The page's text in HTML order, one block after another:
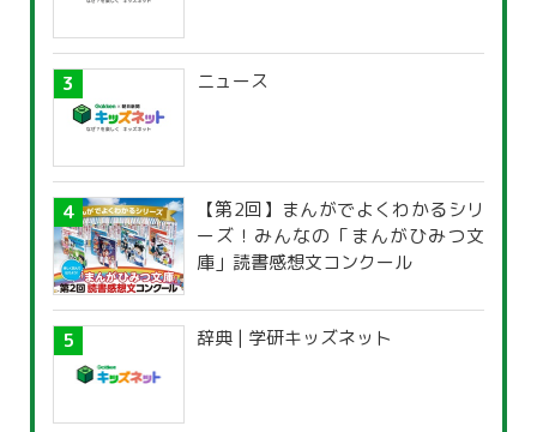
ニュース
【第2回】まんがでよくわかるシリ
ーズ！みんなの「まんがひみつ文
庫」読書感想文コンクール
辞典 | 学研キッズネット